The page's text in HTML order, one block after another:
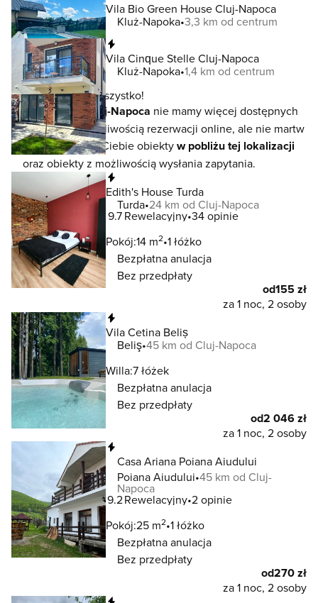
Vila Bio Green House Cluj-Napoca
Kluż-Napoka 3,3 km od centrum
Vila Cinque Stelle Cluj-Napoca
Kluż-Napoka 1,4 km od centrum
To jeszcze nie wszystko!
W lokalizacjiCluj-Napoca nie mamy więcej dostępnych
noclegów z możliwością rezerwacji online, ale nie martw
się - czekają na Ciebie obiektyw pobliżu tej lokalizacji
oraz obiekty z możliwością wysłania zapytania.
Edith's House Turda
Turda 24 km od Cluj-Napoca
9.7Rewelacyjny 34 opinie
Pokój:14 m2 1 łóżko
Bezpłatna anulacja
Bez przedpłaty
od155 zł
za 1 noc, 2 osoby
Vila Cetina Beliș
Beliş 45 km od Cluj-Napoca
Willa:7 łóżek
Bezpłatna anulacja
Bez przedpłaty
od2 046 zł
za 1 noc, 2 osoby
Casa Ariana Poiana Aiudului
Poiana Aiudului 45 km od Cluj-
Napoca
9.2Rewelacyjny 2 opinie
Pokój:25 m2 1 łóżko
Bezpłatna anulacja
Bez przedpłaty
od270 zł
za 1 noc, 2 osoby